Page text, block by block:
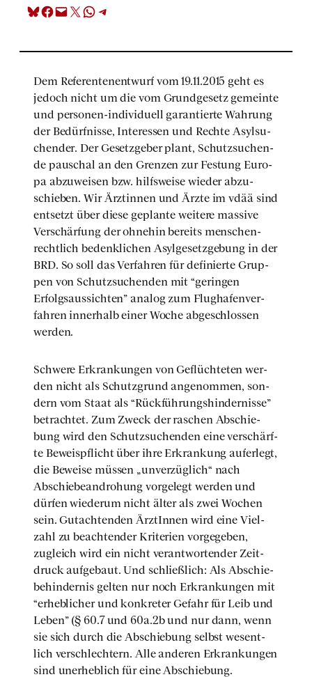
Share on Bluesky Share on Facebook Email this Page Share on X Share on WhatsApp Share on Telegram
Dem Refe­ren­ten­ent­wurf vom 19.11.2015 geht es
jedoch nicht um die vom Grund­ge­setz gemein­te
und per­so­nen-indi­vi­du­ell garan­tier­te Wah­rung
der Bedürf­nis­se, Inter­es­sen und Rech­te Asyl­su­
chen­der. Der Gesetz­ge­ber plant, Schutz­su­chen­
de pau­schal an den Gren­zen zur Fes­tung Euro­
pa abzu­wei­sen bzw. hilfs­wei­se wie­der abzu­
schie­ben. Wir Ärz­tin­nen und Ärz­te im vdää sind
ent­setzt über die­se geplan­te wei­te­re mas­si­ve
Ver­schär­fung der ohne­hin bereits men­schen­
recht­lich bedenk­li­chen Asyl­ge­setz­ge­bung in der
BRD. So soll das Ver­fah­ren für defi­nier­te Grup­
pen von Schutz­su­chen­den mit “gerin­gen
Erfolgs­aus­sich­ten” ana­log zum Flug­ha­fen­ver­
fah­ren inner­halb einer Woche abge­schlos­sen
wer­den.
Schwe­re Erkran­kun­gen von Geflüch­te­ten wer­
den nicht als Schutz­grund ange­nom­men, son­
dern vom Staat als “Rück­füh­rungs­hin­der­nis­se”
betrach­tet. Zum Zweck der raschen Abschie­
bung wird den Schutz­su­chen­den eine ver­schärf­
te Beweis­pflicht über ihre Erkran­kung auf­er­legt,
die Bewei­se müs­sen „unver­züg­lich“ nach
Abschie­be­an­dro­hung vor­ge­legt wer­den und
dür­fen wie­der­um nicht älter als zwei Wochen
sein. Gut­ach­ten­den Ärz­tIn­nen wird eine Viel­
zahl zu beach­ten­der Kri­te­ri­en vor­ge­ge­ben,
zugleich wird ein nicht ver­ant­wor­ten­der Zeit­
druck auf­ge­baut. Und schließ­lich: Als Abschie­
be­hin­der­nis gel­ten nur noch Erkran­kun­gen mit
“erheb­li­cher und kon­kre­ter Gefahr für Leib und
Leben” (§ 60.7 und 60a.2b und nur dann, wenn
sie sich durch die Abschie­bung selbst wesent­
lich ver­schlech­tern. Alle ande­ren Erkran­kun­gen
sind uner­heb­lich für eine Abschie­bung.